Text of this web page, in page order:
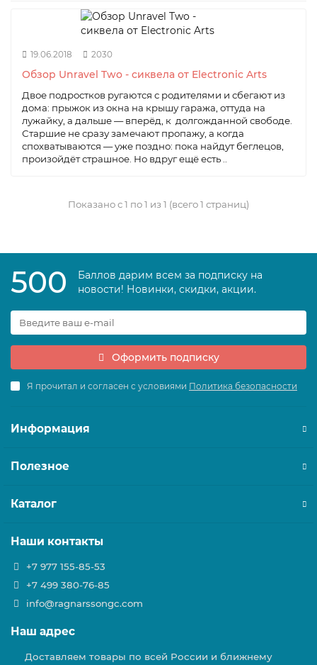
19.06.2018 2030
Обзор Unravel Two - сиквела от Electronic Arts
Двое подростков ругаются с родителями и сбегают из
дома: прыжок из окна на крышу гаража, оттуда на
лужайку, а дальше — вперёд, к долгожданной свободе.
Старшие не сразу замечают пропажу, а когда
спохватываются — уже поздно: пока найдут беглецов,
произойдёт страшное. Но вдруг ещё есть ..
Показано с 1 по 1 из 1 (всего 1 страниц)
500
Баллов дарим всем за подписку на
новости! Новинки, скидки, акции.
Оформить подписку
Я прочитал и согласен с условиями Политика безопасности
Информация
Полезное
Каталог
Наши контакты
+7 977 155-85-53
+7 499 380-76-85
info@ragnarssongc.com
Наш адрес
Доставляем товары по всей России и ближнему